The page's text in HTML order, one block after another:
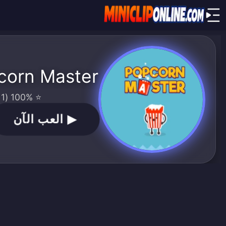
Master
⭐ 100% (1 الأصوات)
▶العب الآن